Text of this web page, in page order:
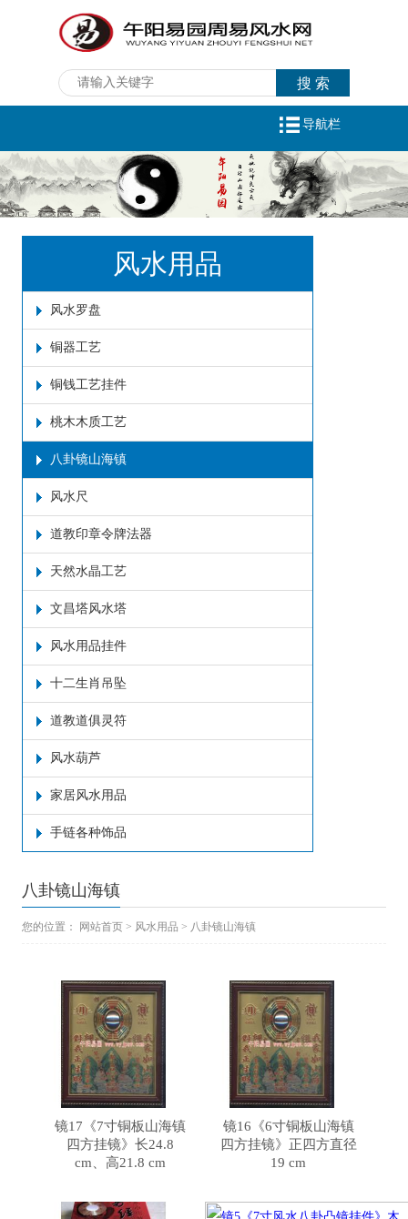
导航栏
风水用品
风水罗盘
铜器工艺
铜钱工艺挂件
桃木木质工艺
八卦镜山海镇
风水尺
道教印章令牌法器
天然水晶工艺
文昌塔风水塔
风水用品挂件
十二生肖吊坠
道教道俱灵符
风水葫芦
家居风水用品
手链各种饰品
八卦镜山海镇
您的位置： 网站首页 > 风水用品 > 八卦镜山海镇
镜17《7寸铜板山海镇
四方挂镜》长24.8
cm、高21.8 cm
镜16《6寸铜板山海镇
四方挂镜》正四方直径
19 cm